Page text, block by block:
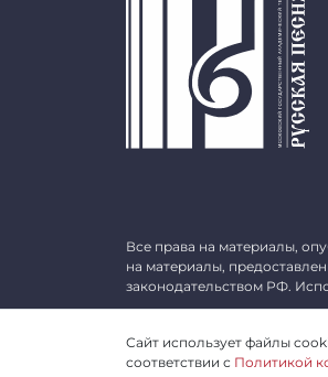
Все права на материалы,
на материалы,
законодательством РФ.
Сайт использует файлы
соответствии с Политикой